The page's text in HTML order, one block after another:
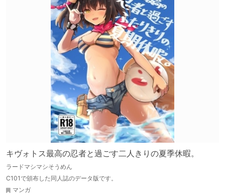
キヴォトス最高の忍者と過ごす二人きりの夏季休暇。
ラードマシマシそうめん
C101で頒布した同人誌のデータ版です。
マンガ